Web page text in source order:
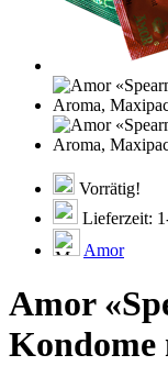
Vorrätig!
Lieferzeit:
Amor
Amor